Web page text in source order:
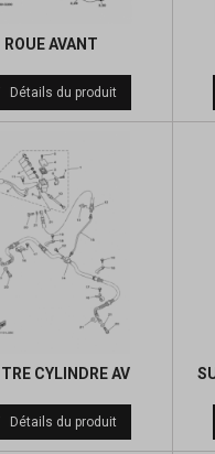
ROUE AVANT
Prix
de
Détails du produit
CYLINDRE AV
Prix
de
Détails du produit